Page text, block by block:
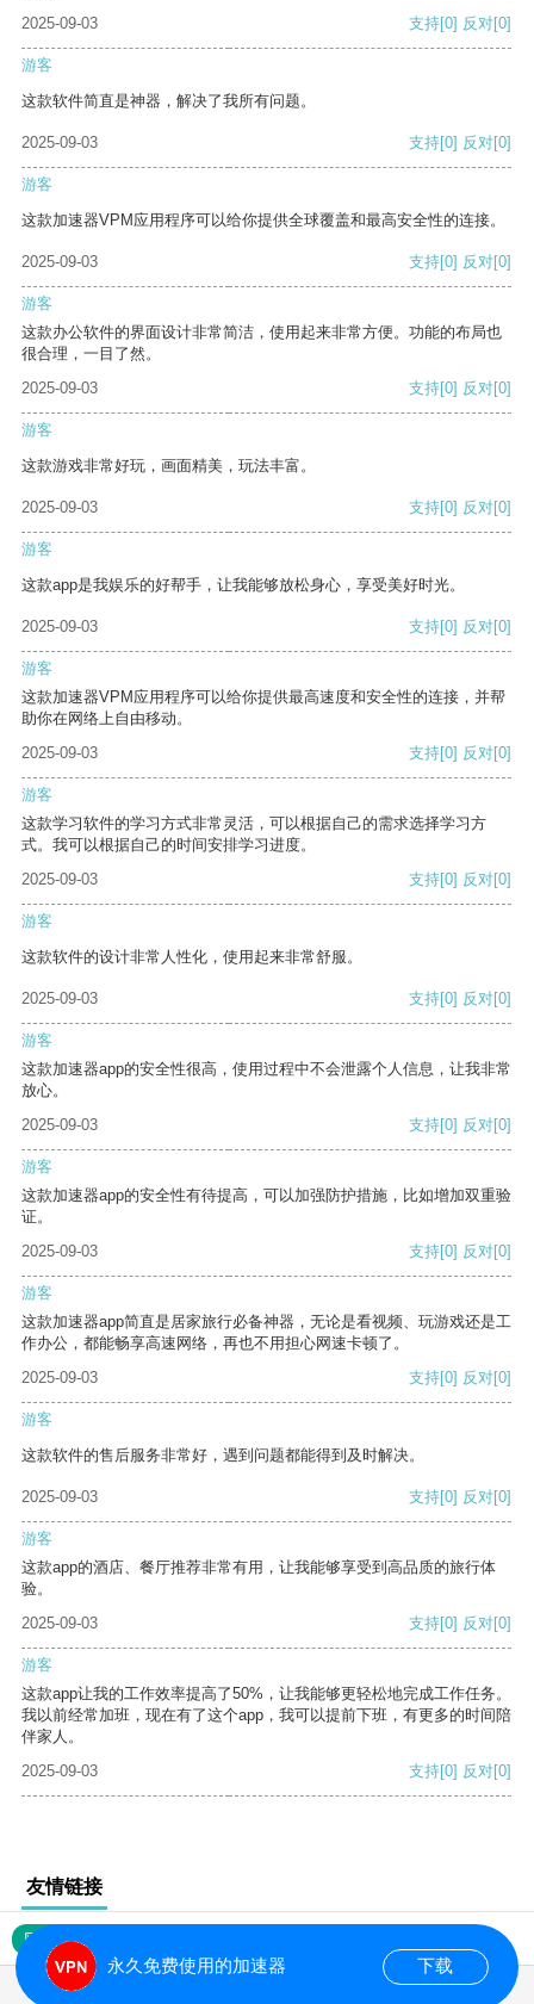
2025-09-03
支持[0] 反对[0]
游客
这款软件简直是神器，解决了我所有问题。
2025-09-03 支持[0] 反对[0]
游客
这款加速器VPM应用程序可以给你提供全球覆盖和最高安全性的连接。
2025-09-03 支持[0] 反对[0]
游客
这款办公软件的界面设计非常简洁，使用起来非常方便。功能的布局也
很合理，一目了然。
2025-09-03
支持[0] 反对[0]
游客
这款游戏非常好玩，画面精美，玩法丰富。
2025-09-03 支持[0] 反对[0]
游客
这款app是我娱乐的好帮手，让我能够放松身心，享受美好时光。
2025-09-03 支持[0] 反对[0]
游客
这款加速器VPM应用程序可以给你提供最高速度和安全性的连接，并帮
助你在网络上自由移动。
2025-09-03
支持[0] 反对[0]
游客
这款学习软件的学习方式非常灵活，可以根据自己的需求选择学习方
式。我可以根据自己的时间安排学习进度。
2025-09-03
支持[0] 反对[0]
游客
这款软件的设计非常人性化，使用起来非常舒服。
2025-09-03 支持[0] 反对[0]
游客
这款加速器app的安全性很高，使用过程中不会泄露个人信息，让我非常
放心。
2025-09-03
支持[0] 反对[0]
游客
这款加速器app的安全性有待提高，可以加强防护措施，比如增加双重验
证。
2025-09-03
支持[0] 反对[0]
游客
这款加速器app简直是居家旅行必备神器，无论是看视频、玩游戏还是工
作办公，都能畅享高速网络，再也不用担心网速卡顿了。
2025-09-03
支持[0] 反对[0]
游客
这款软件的售后服务非常好，遇到问题都能得到及时解决。
2025-09-03 支持[0] 反对[0]
游客
这款app的酒店、餐厅推荐非常有用，让我能够享受到高品质的旅行体
验。
2025-09-03
支持[0] 反对[0]
游客
这款app让我的工作效率提高了50%，让我能够更轻松地完成工作任务。
我以前经常加班，现在有了这个app，我可以提前下班，有更多的时间陪
伴家人。
2025-09-03
支持[0] 反对[0]
友情链接
网站地图
永久免费使用的加速器 下载